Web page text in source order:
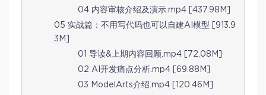
04 内容审核介绍及演示.mp4 [437.98M]
05 实战篇：不用写代码也可以自建AI模型 [913.9
3M]
01 导读&上期内容回顾.mp4 [72.08M]
02 AI开发痛点分析.mp4 [69.88M]
03 ModelArts介绍.mp4 [120.46M]